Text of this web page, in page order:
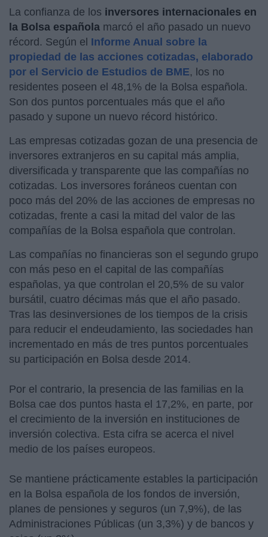
La confianza de los inversores internacionales en
la Bolsa española marcó el año pasado un nuevo
récord. Según el Informe Anual sobre la
propiedad de las acciones cotizadas, elaborado
por el Servicio de Estudios de BME, los no
residentes poseen el 48,1% de la Bolsa española.
Son dos puntos porcentuales más que el año
pasado y supone un nuevo récord histórico.
Las empresas cotizadas gozan de una presencia de
inversores extranjeros en su capital más amplia,
diversificada y transparente que las compañías no
cotizadas. Los inversores foráneos cuentan con
poco más del 20% de las acciones de empresas no
cotizadas, frente a casi la mitad del valor de las
compañías de la Bolsa española que controlan.
Las compañías no financieras son el segundo grupo
con más peso en el capital de las compañías
españolas, ya que controlan el 20,5% de su valor
bursátil, cuatro décimas más que el año pasado.
Tras las desinversiones de los tiempos de la crisis
para reducir el endeudamiento, las sociedades han
incrementado en más de tres puntos porcentuales
su participación en Bolsa desde 2014.
Por el contrario, la presencia de las familias en la
Bolsa cae dos puntos hasta el 17,2%, en parte, por
el crecimiento de la inversión en instituciones de
inversión colectiva. Esta cifra se acerca el nivel
medio de los países europeos.
Se mantiene prácticamente estables la participación
en la Bolsa española de los fondos de inversión,
planes de pensiones y seguros (un 7,9%), de las
Administraciones Públicas (un 3,3%) y de bancos y